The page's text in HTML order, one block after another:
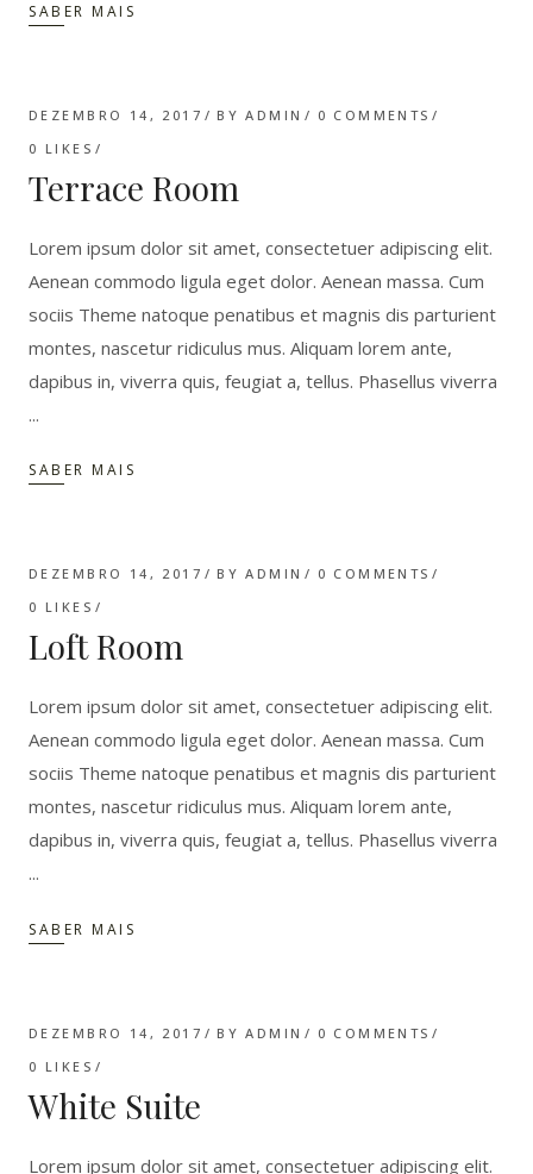
SABER MAIS
DEZEMBRO 14, 2017 BYADMIN
0 COMMENTS
0 LIKES
Terrace Room
Lorem ipsum dolor sit amet, consectetuer adipiscing elit.
Aenean commodo ligula eget dolor. Aenean massa. Cum
sociis Theme natoque penatibus et magnis dis parturient
montes, nascetur ridiculus mus. Aliquam lorem ante,
dapibus in, viverra quis, feugiat a, tellus. Phasellus viverra
SABER MAIS
DEZEMBRO 14, 2017 BYADMIN
0 COMMENTS
0 LIKES
Loft Room
Lorem ipsum dolor sit amet, consectetuer adipiscing elit.
Aenean commodo ligula eget dolor. Aenean massa. Cum
sociis Theme natoque penatibus et magnis dis parturient
montes, nascetur ridiculus mus. Aliquam lorem ante,
dapibus in, viverra quis, feugiat a, tellus. Phasellus viverra
SABER MAIS
DEZEMBRO 14, 2017 BYADMIN
0 COMMENTS
0 LIKES
White Suite
Lorem ipsum dolor sit amet, consectetuer adipiscing elit.